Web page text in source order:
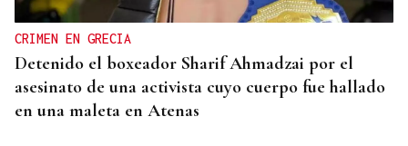
CRIMEN EN GRECIA
Detenido el boxeador Sharif Ahmadzai por el
asesinato de una activista cuyo cuerpo fue hallado
en una maleta en Atenas